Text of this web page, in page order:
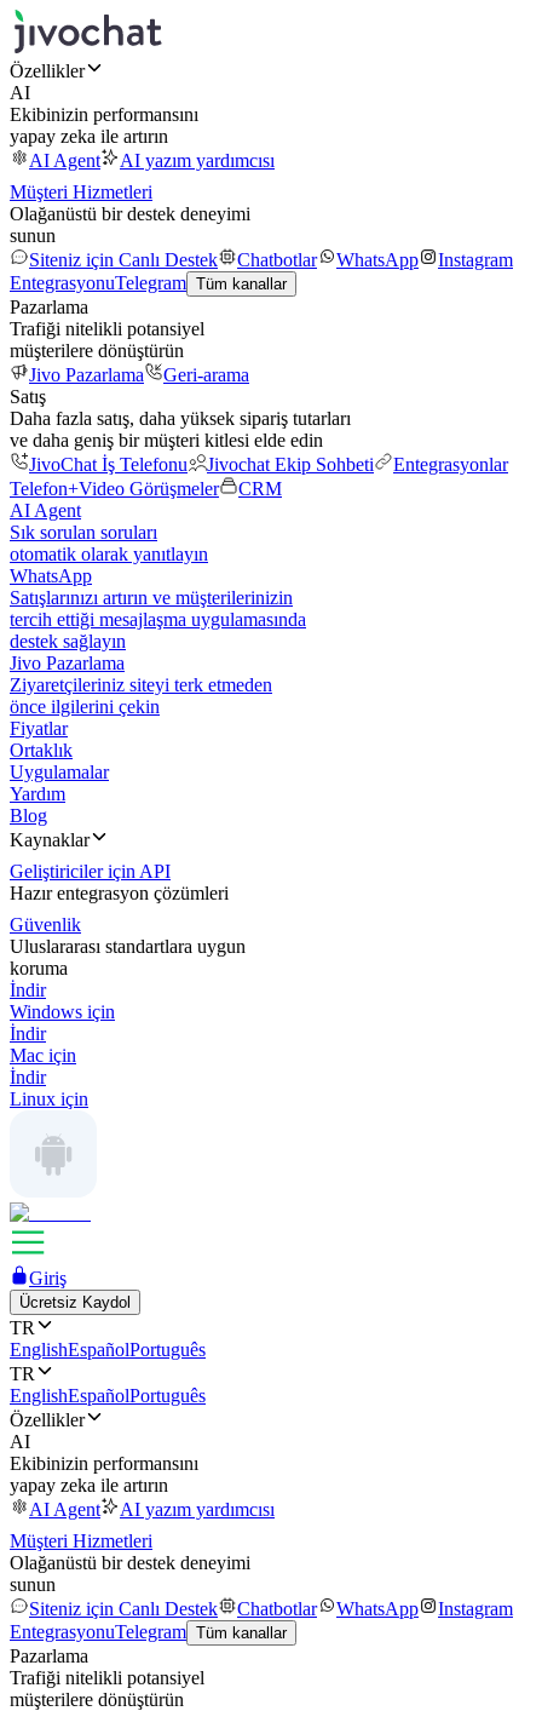
Özellikler
AI
Ekibinizin performansını
yapay zeka ile artırın
AI Agent
AI yazım yardımcısı
Müşteri Hizmetleri
Olağanüstü bir destek deneyimi
sunun
Siteniz için Canlı Destek
Chatbotlar WhatsApp
Instagram
EntegrasyonuTelegram Tüm kanallar
Pazarlama
Trafiği nitelikli potansiyel
müşterilere dönüştürün
Jivo Pazarlama
Geri-arama
Satış
Daha fazla satış, daha yüksek sipariş tutarları
ve daha geniş bir müşteri kitlesi elde edin
JivoChat İş Telefonu
Jivochat Ekip Sohbeti
Entegrasyonlar
Telefon+Video Görüşmeler
CRM
AI Agent
Sık sorulan soruları
otomatik olarak yanıtlayın
WhatsApp
Satışlarınızı artırın ve müşterilerinizin
tercih ettiği mesajlaşma uygulamasında
destek sağlayın
Jivo Pazarlama
Ziyaretçileriniz siteyi terk etmeden
önce ilgilerini çekin
Fiyatlar
Ortaklık
Uygulamalar
Yardım
Blog
Kaynaklar
Geliştiriciler için API
Hazır entegrasyon çözümleri
Güvenlik
Uluslararası standartlara uygun
koruma
İndir
Windows için
İndir
Mac için
İndir
Linux için
Giriş
Ücretsiz Kaydol
TR
EnglishEspañolPortuguês
TR
EnglishEspañolPortuguês
Özellikler
AI
Ekibinizin performansını
yapay zeka ile artırın
AI Agent
AI yazım yardımcısı
Müşteri Hizmetleri
Olağanüstü bir destek deneyimi
sunun
Siteniz için Canlı Destek
Chatbotlar WhatsApp
Instagram
EntegrasyonuTelegram Tüm kanallar
Pazarlama
Trafiği nitelikli potansiyel
müşterilere dönüştürün